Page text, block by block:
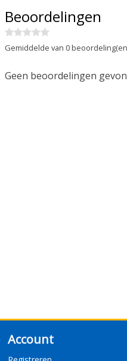
Beoordelingen
Gemiddelde van 0
Geen beoordelingen
Account